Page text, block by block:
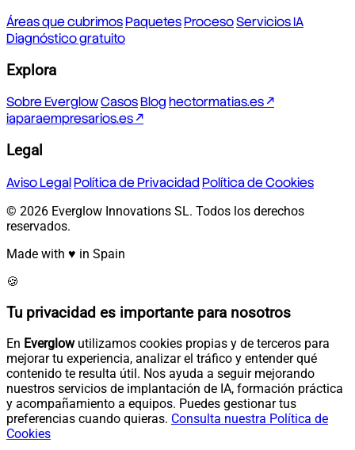
Áreas que cubrimosPaquetesProcesoServicios IA
Diagnóstico gratuito
Explora
Sobre EverglowCasosBloghectormatias.es ↗
iaparaempresarios.es ↗
Legal
Aviso LegalPolítica de PrivacidadPolítica de Cookies
© 2026 Everglow Innovations SL. Todos los derechos
reservados.
Made with ♥ in Spain
🍪
Tu privacidad es importante para nosotros
En Everglowutilizamos cookies propias y de terceros para
mejorar tu experiencia, analizar el tráfico y entender qué
contenido te resulta útil. Nos ayuda a seguir mejorando
nuestros servicios de implantación de IA, formación práctica
y acompañamiento a equipos. Puedes gestionar tus
preferencias cuando quieras. Consulta nuestra Política de
Cookies